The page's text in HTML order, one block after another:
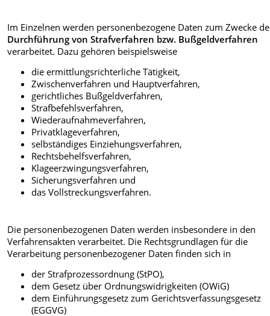
Im Einzelnen werden personenbezogene Daten zum Zwecke
Durchführung von Strafverfahren bzw. Bußgeldverfahren
verarbeitet. Dazu gehören beispielsweise
die ermittlungsrichterliche Tätigkeit,
Zwischenverfahren und Hauptverfahren,
gerichtliches Bußgeldverfahren,
Strafbefehlsverfahren,
Wiederaufnahmeverfahren,
Privatklageverfahren,
selbständiges Einziehungsverfahren,
Rechtsbehelfsverfahren,
Klageerzwingungsverfahren,
Sicherungsverfahren und
das Vollstreckungsverfahren.
Die personenbezogenen Daten werden insbesondere in den
Verfahrensakten verarbeitet. Die Rechtsgrundlagen für die
Verarbeitung personenbezogener Daten finden sich in
der Strafprozessordnung (StPO),
dem Gesetz über Ordnungswidrigkeiten (OWiG)
dem Einführungsgesetz zum Gerichtsverfassungsgesetz
(EGGVG)